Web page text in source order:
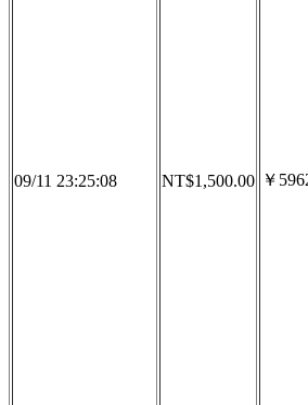
09/11 23:25:08 NT$1,500.00 ￥